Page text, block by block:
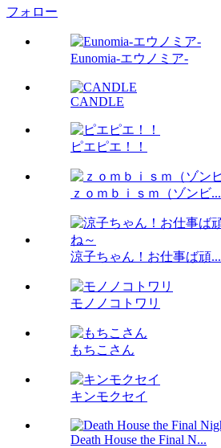
フォロー
Eunomia-エウノミア-
CANDLE
ピエピエ！！
ｚｏｍｂｉｓｍ（ゾンビ...
涼子ちゃん！お仕事ば頑...
モノノコトワリ
もちこさん
キンモクセイ
Death House the Final N...